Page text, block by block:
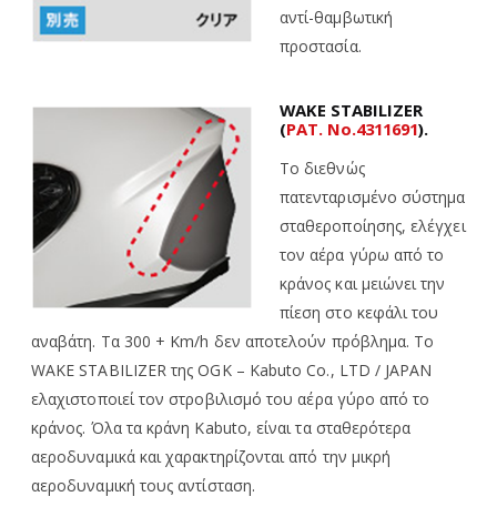
αντί-θαμβωτική
προστασία.
WAKE STABILIZER
(PAT. No.4311691).
Το διεθνώς
πατενταρισμένο σύστημα
σταθεροποίησης, ελέγχει
τον αέρα γύρω από το
κράνος και μειώνει την
πίεση στο κεφάλι του
αναβάτη. Τα 300 + Km/h δεν αποτελούν πρόβλημα. Το
WAKE STABILIZER της OGK – Kabuto Co., LTD / JAPAN
ελαχιστοποιεί τον στροβιλισμό του αέρα γύρο από το
κράνος. Όλα τα κράνη Kabuto, είναι τα σταθερότερα
αεροδυναμικά και χαρακτηρίζονται από την μικρή
αεροδυναμική τους αντίσταση.